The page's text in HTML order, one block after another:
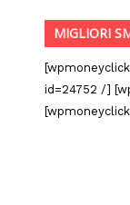
MIGLIORI
id=24752 /]